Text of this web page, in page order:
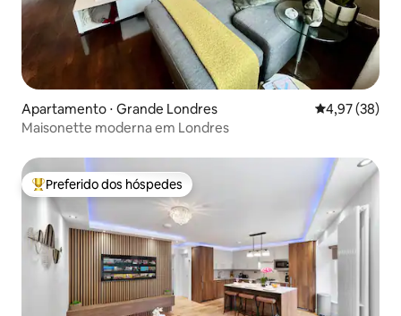
Apartamento ⋅ Grande Londres 4,97 de uma
4,97 (38)
Maisonette moderna em Londres
Entre os melhores preferidos dos hóspedes
Preferido dos hóspedes